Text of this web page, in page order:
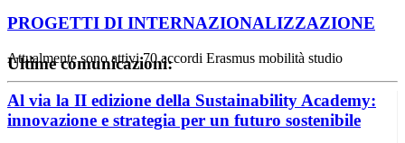
PROGETTI DI INTERNAZIONALIZZAZIONE
Attualmente sono attivi 70 accordi Erasmus mobilità studio
Ultime comunicazioni:
Al via la II edizione della Sustainability Academy:
innovazione e strategia per un futuro sostenibile